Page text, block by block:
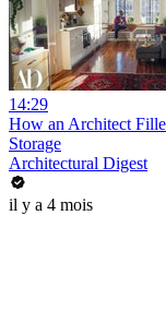
14:29
How an Architect
Storage
Architectural Digest
il y a 4 mois